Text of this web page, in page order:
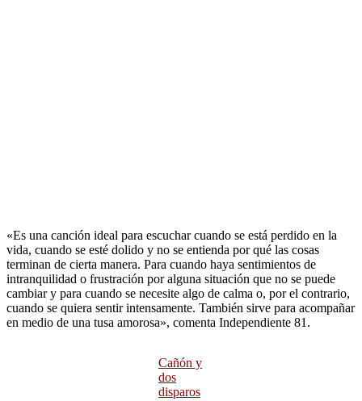
«Es una canción ideal para escuchar cuando se está perdido en la
vida, cuando se esté dolido y no se entienda por qué las cosas
terminan de cierta manera. Para cuando haya sentimientos de
intranquilidad o frustración por alguna situación que no se puede
cambiar y para cuando se necesite algo de calma o, por el contrario,
cuando se quiera sentir intensamente. También sirve para acompañar
en medio de una tusa amorosa», comenta Independiente 81.
Cañón y
dos
disparos